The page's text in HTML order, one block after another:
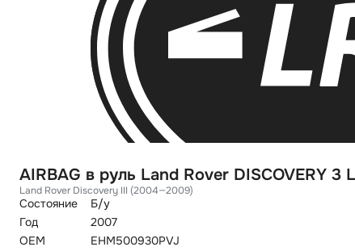
AIRBAG в руль Land Rover DISCOVERY 3
Land Rover Discovery III (2004—2009)
Состояние
Б/у
Год
2007
OEM
EHM500930PVJ